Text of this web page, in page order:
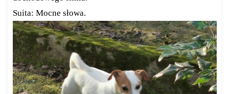
Suita: Mocne słowa.